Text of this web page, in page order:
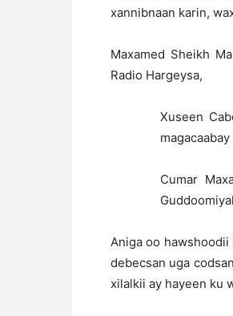
xannibnaan karin,
Maxamed Sheikh
Radio Hargeysa,
Xuseen
Cumar
Aniga oo
debecsan uga
xilalkii ay hayeen ku